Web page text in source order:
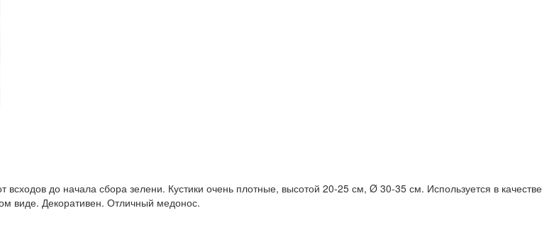
до начала сбора зелени. Кустики очень плотные, высотой 20-25 см, Ø 30-35 см. Используется в качестве
виде. Декоративен. Отличный медонос.